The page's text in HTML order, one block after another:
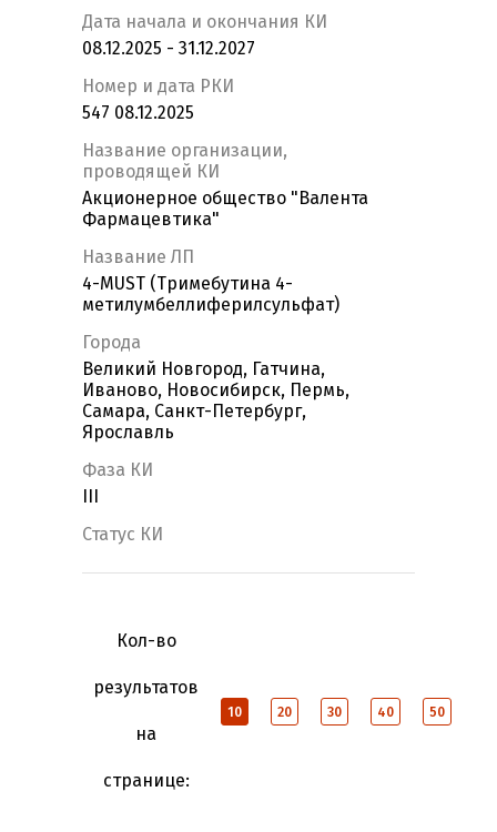
Дата начала и окончания КИ
08.12.2025 - 31.12.2027
Номер и дата РКИ
547 08.12.2025
Название организации,
проводящей КИ
Акционерное общество "Валента
Фармацевтика"
Название ЛП
4-MUST (Тримебутина 4-
метилумбеллиферилсульфат)
Города
Великий Новгород, Гатчина,
Иваново, Новосибирск, Пермь,
Самара, Санкт-Петербург,
Ярославль
Фаза КИ
Статус КИ
Кол-во
результатов
на
странице:
10 20 30 40 50